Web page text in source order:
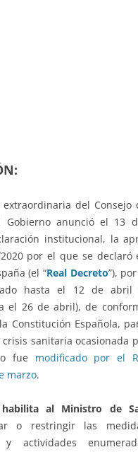
del Consejo
Gobierno anunció el 13
institucional, la
por el que se declaró
(el “Real Decreto”),
hasta el 12 de abril
el 26 de abril), de
Constitución Española,
sanitaria ocasionada
fue modificado por el
marzo.
habilita al Ministro de
o restringir las
y actividades